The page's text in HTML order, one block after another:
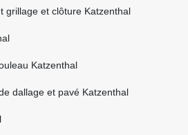
grillage et clôture Katzenthal
Katzenthal
dallage et pavé Katzenthal